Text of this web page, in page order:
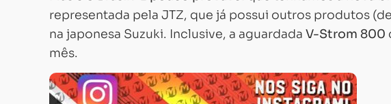
representada pela JTZ, que já possui outros produtos
na japonesa Suzuki. Inclusive, a aguardada V-Strom 800
mês.